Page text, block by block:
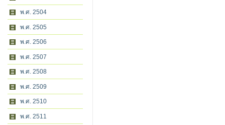
พ.ศ. 2504
พ.ศ. 2505
พ.ศ. 2506
พ.ศ. 2507
พ.ศ. 2508
พ.ศ. 2509
พ.ศ. 2510
พ.ศ. 2511